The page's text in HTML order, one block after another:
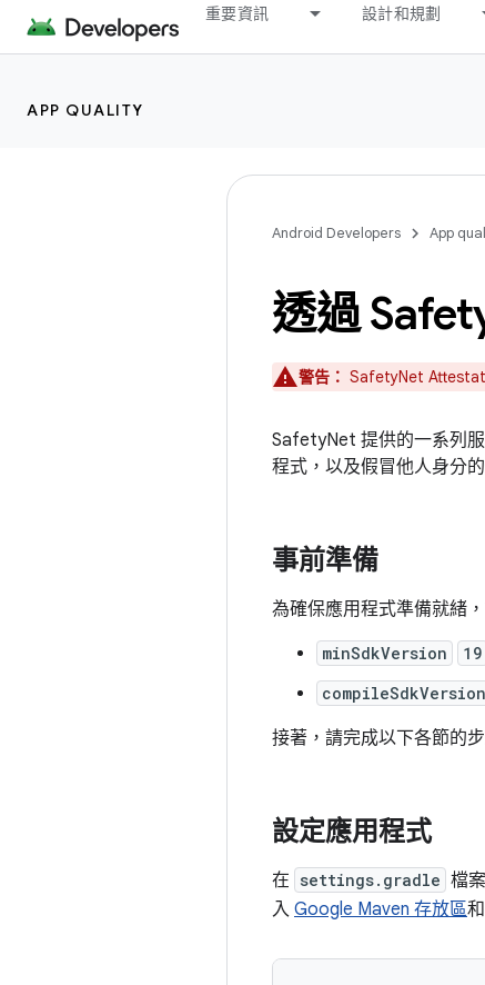
重要資訊 設計和規劃
APP QUALITY
Android Developers App
透過
警告： SafetyNet
SafetyNet 提供的一系列
程式，以及假冒他人身分
事前準備
為確保應用程式準備就緒
minSdkVersion 19
compileSdkVersion
接著，請完成以下各節的步
設定應用程式
在 settings.gradle 檔
入 Google Maven 存放區和